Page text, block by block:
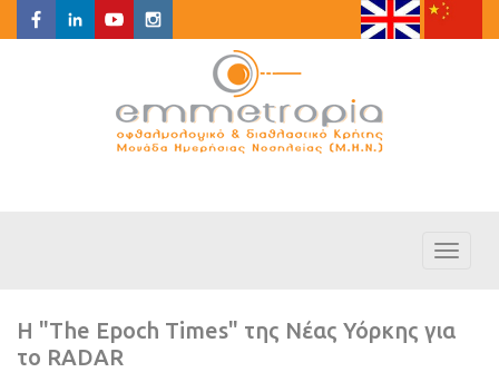
Η "The Epoch Times" της Νέας Υόρκης για
το RADAR
Toggle